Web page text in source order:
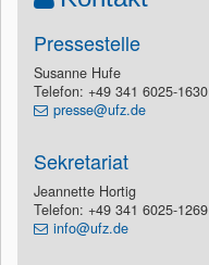
Pressestelle
Susanne Hufe
Telefon: +49 341 6025-1630
presse@ufz.de
Sekretariat
Jeannette Hortig
Telefon: +49 341 6025-1269
info@ufz.de